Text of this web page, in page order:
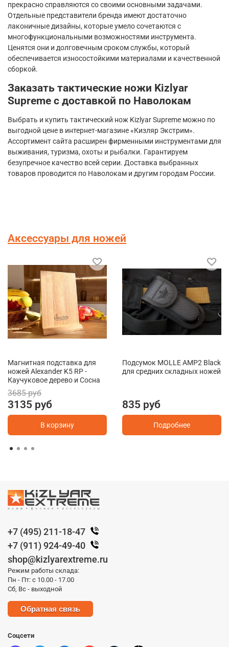
прекрасно справляются со своими основными задачами.
Отдельные представители бренда имеют достаточно
лаконичные дизайны, которые умело сочетаются с
многофункциональными возможностями инструмента.
Ценятся они и долговечным сроком службы, который
обеспечивается износостойкими материалами и качественной
сборкой.
Заказать тактические ножи Kizlyar
Supreme с доставкой по Наволокам
Выбрать и купить тактический нож KizlyarSupreme можно по
выгодной цене в интернет-магазине «Кизляр Экстрим».
Ассортимент сайта расширен фирменными инструментами для
выживания, туризма, охоты и рыбалки. Гарантируем
безупречное качество всей серии. Доставка выбранных
товаров проводится по Наволокам и другим городам России.
Аксессуары для ножей
Магнитная подставка для
ножей Alexander K5 RP -
Каучуковое дерево и Сосна
3685 руб
3135 руб
В корзину
Подсумок MOLLE AMP2 Black
для средних складных ножей
835 руб
Подробнее
+7 (495) 211-18-47
+7 (911) 924-49-40
shop@kizlyarextreme.ru
Режим работы склада:
Пн - Пт: с 10.00 - 17.00
Сб, Вс - выходной
Обратная связь
Соцсети